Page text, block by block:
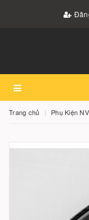
Trang chủ Phụ Kiện